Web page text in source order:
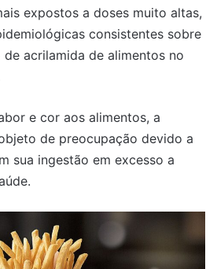
expostos a doses muito altas,
consistentes sobre
acrilamida de alimentos no
e cor aos alimentos, a
de preocupação devido a
sua ingestão em excesso a